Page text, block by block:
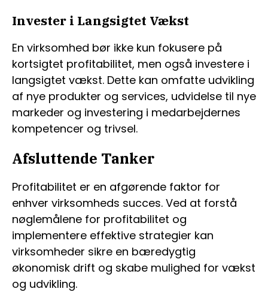
Invester i Langsigtet Vækst
En virksomhed bør ikke kun fokusere på
kortsigtet profitabilitet, men også investere i
langsigtet vækst. Dette kan omfatte udvikling
af nye produkter og services, udvidelse til nye
markeder og investering i medarbejdernes
kompetencer og trivsel.
Afsluttende Tanker
Profitabilitet er en afgørende faktor for
enhver virksomheds succes. Ved at forstå
nøglemålene for profitabilitet og
implementere effektive strategier kan
virksomheder sikre en bæredygtig
økonomisk drift og skabe mulighed for vækst
og udvikling.